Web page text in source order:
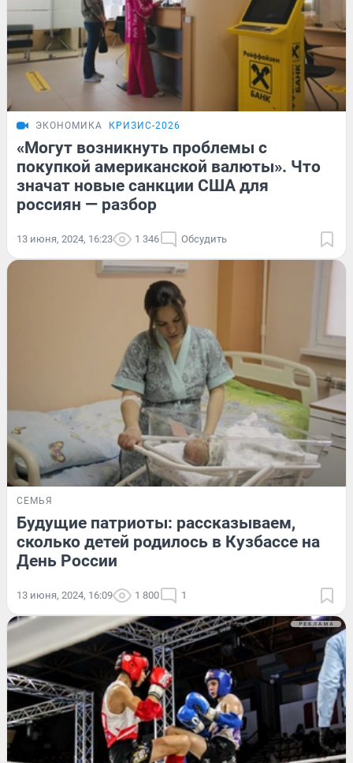
ЭКОНОМИКА КРИЗИС-2026
«Могут возникнуть проблемы с
покупкой американской валюты». Что
значат новые санкции США для
россиян — разбор
13 июня, 2024, 16:23 1 346 Обсудить
СЕМЬЯ
Будущие патриоты: рассказываем,
сколько детей родилось в Кузбассе на
День России
13 июня, 2024, 16:09 1 800 1